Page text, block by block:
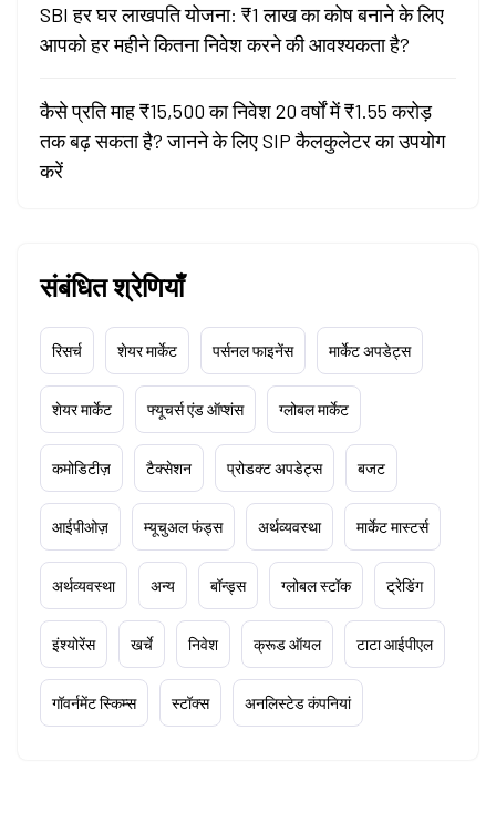
SBI हर घर लाखपति योजना: ₹1 लाख का कोष बनाने के लिए
आपको हर महीने कितना निवेश करने की आवश्यकता है?
कैसे प्रति माह ₹15,500 का निवेश 20 वर्षों में ₹1.55 करोड़
तक बढ़ सकता है? जानने के लिए SIP कैलकुलेटर का उपयोग
करें
संबंधित श्रेणियाँ
रिसर्च शेयर मार्केट पर्सनल फाइनेंस मार्केट अपडेट्स
शेयर मार्केट फ्यूचर्स एंड ऑप्शंस ग्लोबल मार्केट
कमोडिटीज़ टैक्सेशन प्रोडक्ट अपडेट्स बजट
आईपीओज़ म्यूचुअल फंड्स अर्थव्यवस्था मार्केट मास्टर्स
अर्थव्यवस्था अन्य बॉन्ड्स ग्लोबल स्टॉक ट्रेडिंग
इंश्योरेंस खर्चे निवेश क्रूड ऑयल टाटा आईपीएल
गॉवर्नमेंट स्किम्स स्टॉक्स अनलिस्टेड कंपनियां